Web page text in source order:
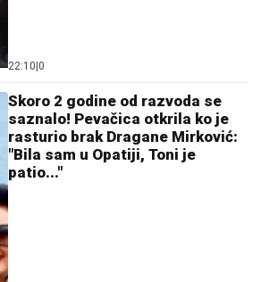
22:10 0
Skoro 2 godine od razvoda se
saznalo! Pevačica otkrila ko je
rasturio brak Dragane Mirković:
"Bila sam u Opatiji, Toni je
patio..."